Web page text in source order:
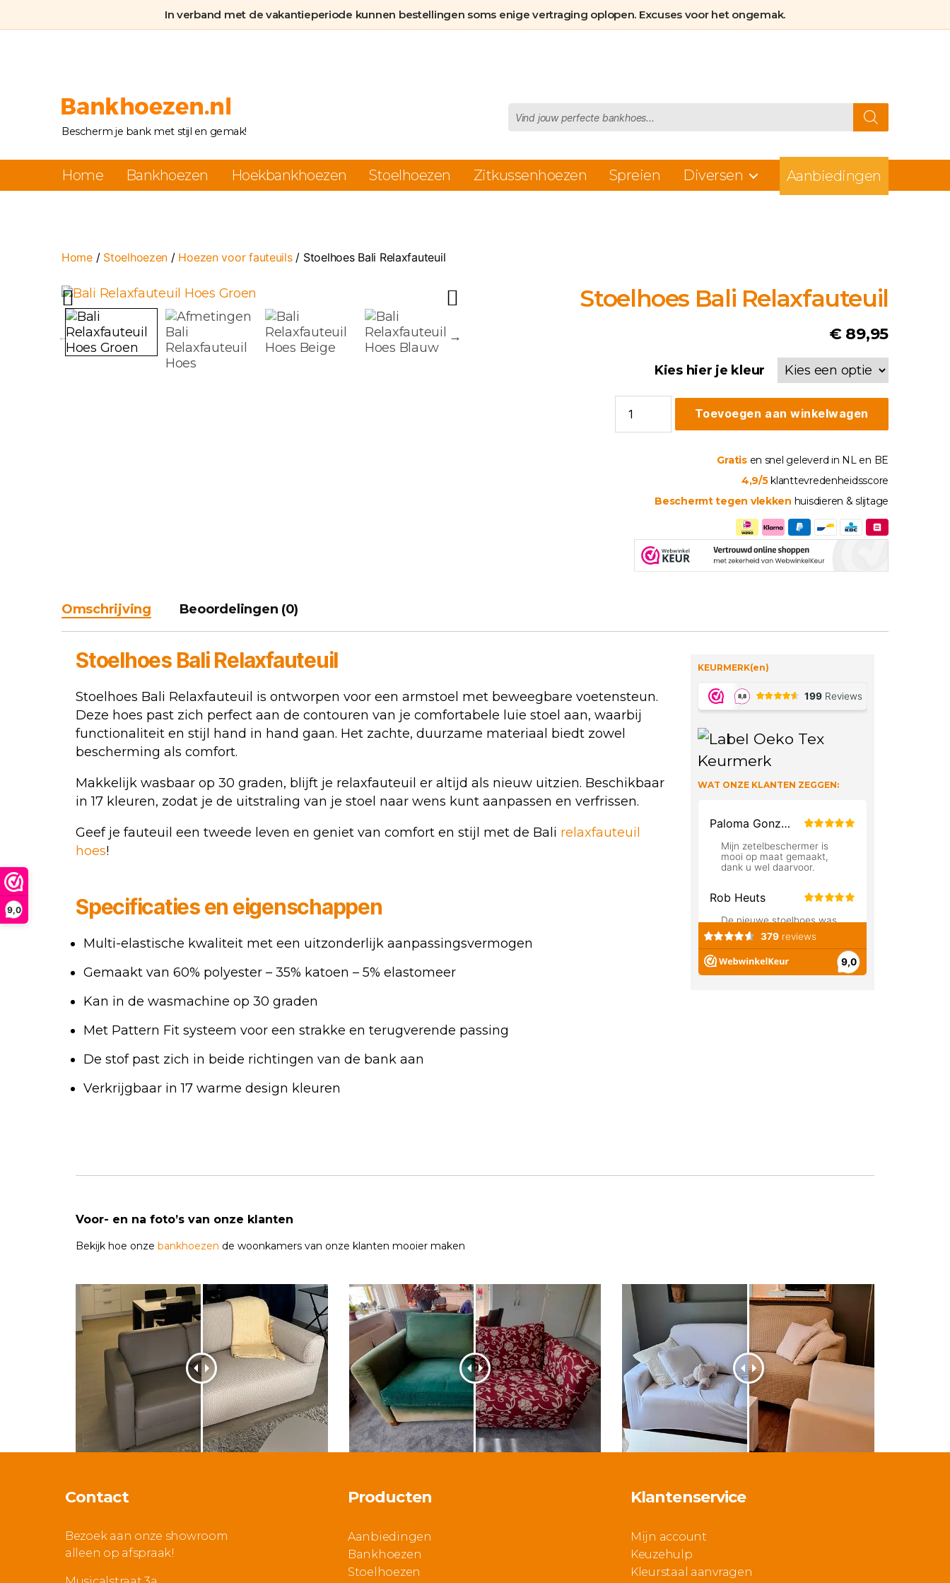
9,0
In verband met de vakantieperiode kunnen bestellingen soms enige vertraging oplopen. Excuses voor het ongemak.
Bankhoezen.nl
Bescherm je bank met stijl en gemak!
zoeken
Home Bankhoezen Hoekbankhoezen Stoelhoezen Zitkussenhoezen Spreien Diversen Aanbiedingen
Home/ Stoelhoezen / Hoezen voor fauteuils/ Stoelhoes Bali Relaxfauteuil
Stoelhoes Bali Relaxfauteuil
€89,95
Kies hier je kleur
Bali
Relaxfauteuil
Toevoegen aan winkelwagen
Gratisen snel geleverd in NL en BE
4,9/5 klanttevredenheidsscore
Beschermt tegen vlekken huisdieren & slijtage
Omschrijving Beoordelingen (0)
StoelhoesBali Relaxfauteuil
Stoelhoes Bali Relaxfauteuil is ontworpen voor een armstoel met beweegbare voetensteun.
Deze hoes past zich perfect aan de contouren van je comfortabele luie stoel aan, waarbij
functionaliteit en stijl hand in hand gaan. Het zachte, duurzame materiaal biedt zowel
bescherming als comfort.
Makkelijk wasbaar op 30 graden, blijft je relaxfauteuil er altijd als nieuw uitzien. Beschikbaar
in 17 kleuren, zodat je de uitstraling van je stoel naar wens kunt aanpassen en verfrissen.
Geef je fauteuil een tweede leven en geniet van comfort en stijl met de Bali relaxfauteuil
hoes!
Specificaties en eigenschappen
Multi-elastische kwaliteit met een uitzonderlijk aanpassingsvermogen
Gemaakt van 60% polyester – 35% katoen – 5% elastomeer
Kan in de wasmachine op 30 graden
Met Pattern Fit systeem voor een strakke en terugverende passing
De stof past zich in beide richtingen van de bank aan
Verkrijgbaar in 17 warme design kleuren
KEURMERK(en)
WAT ONZE KLANTEN ZEGGEN:
Voor- en na foto’s van onze klanten
Bekijk hoe onze bankhoezen de woonkamers van onze klanten mooier maken
Contact
Bezoek aan onze showroom
alleen op afspraak!
Producten
Aanbiedingen
Bankhoezen
Stoelhoezen
Klantenservice
Mijn account
Keuzehulp
Kleurstaal aanvragen
Beschermt tegen vlekken
huisdieren & slijtage